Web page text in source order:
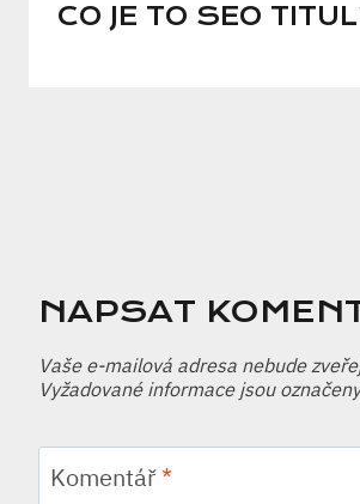
CO JE TO SEO
NAPSAT
Vaše e-mailová adresa nebude
Vyžadované informace jsou
Komentář*